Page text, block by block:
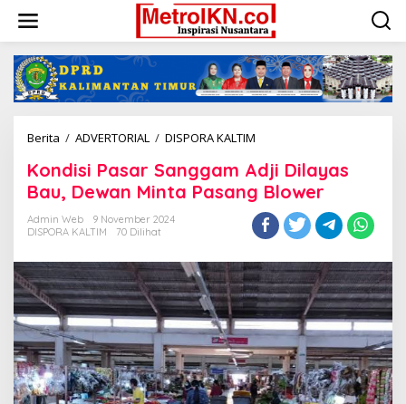
konten
Berita / ADVERTORIAL / DISPORA KALTIM
Sanggam
Adji
Dilayas
Bau,
Dewan
Pasang
Blower
Kondisi Pasar Sanggam Adji Dilayas
Bau, Dewan Minta Pasang Blower
Admin Web
9 November 2024
DISPORA KALTIM
70 Dilihat